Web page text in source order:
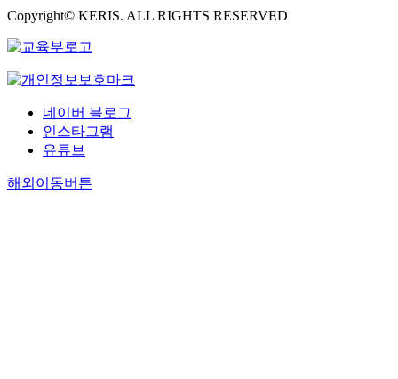
Copyright© KERIS. ALL RIGHTS RESERVED
네이버 블로그
인스타그램
유튜브
해외이동버튼